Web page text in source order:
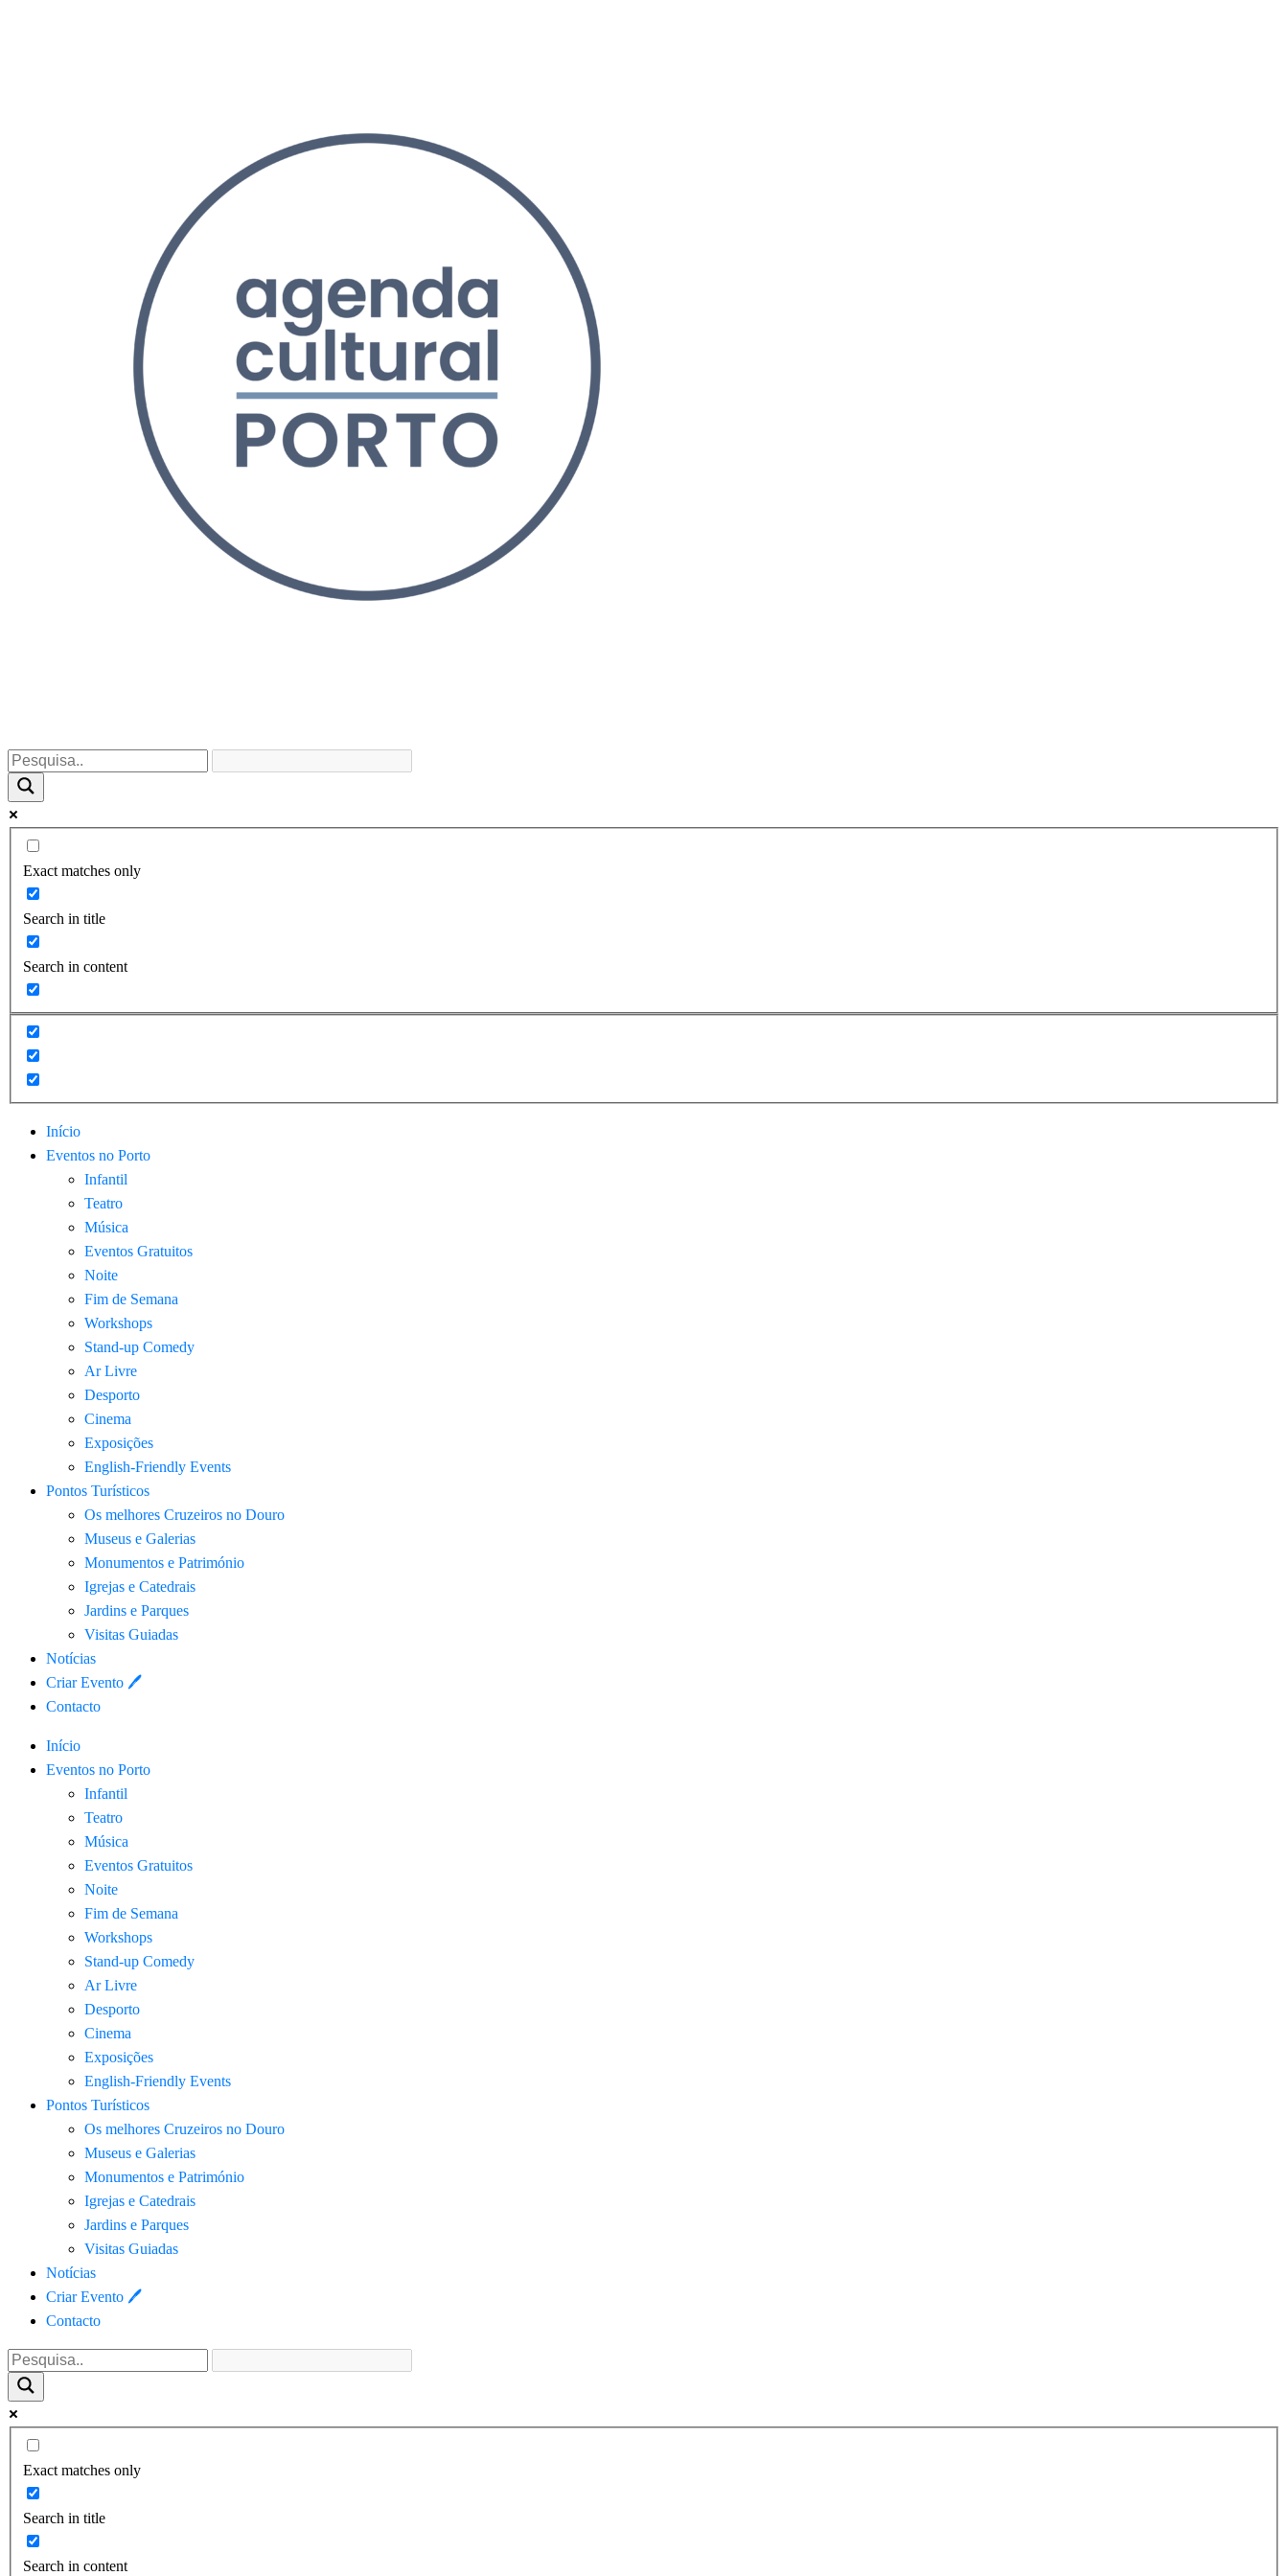
Exact matches only
Search in title
Search in content
Início
Eventos no Porto
Infantil
Teatro
Música
Eventos Gratuitos
Noite
Fim de Semana
Workshops
Stand-up Comedy
Ar Livre
Desporto
Cinema
Exposições
English-Friendly Events
Pontos Turísticos
Os melhores Cruzeiros no Douro​
Museus e Galerias
Monumentos e Património
Igrejas e Catedrais
Jardins e Parques
Visitas Guiadas
Notícias
Criar Evento 🖊
Contacto
Início
Eventos no Porto
Infantil
Teatro
Música
Eventos Gratuitos
Noite
Fim de Semana
Workshops
Stand-up Comedy
Ar Livre
Desporto
Cinema
Exposições
English-Friendly Events
Pontos Turísticos
Os melhores Cruzeiros no Douro​
Museus e Galerias
Monumentos e Património
Igrejas e Catedrais
Jardins e Parques
Visitas Guiadas
Notícias
Criar Evento 🖊
Contacto
Exact matches only
Search in title
Search in content